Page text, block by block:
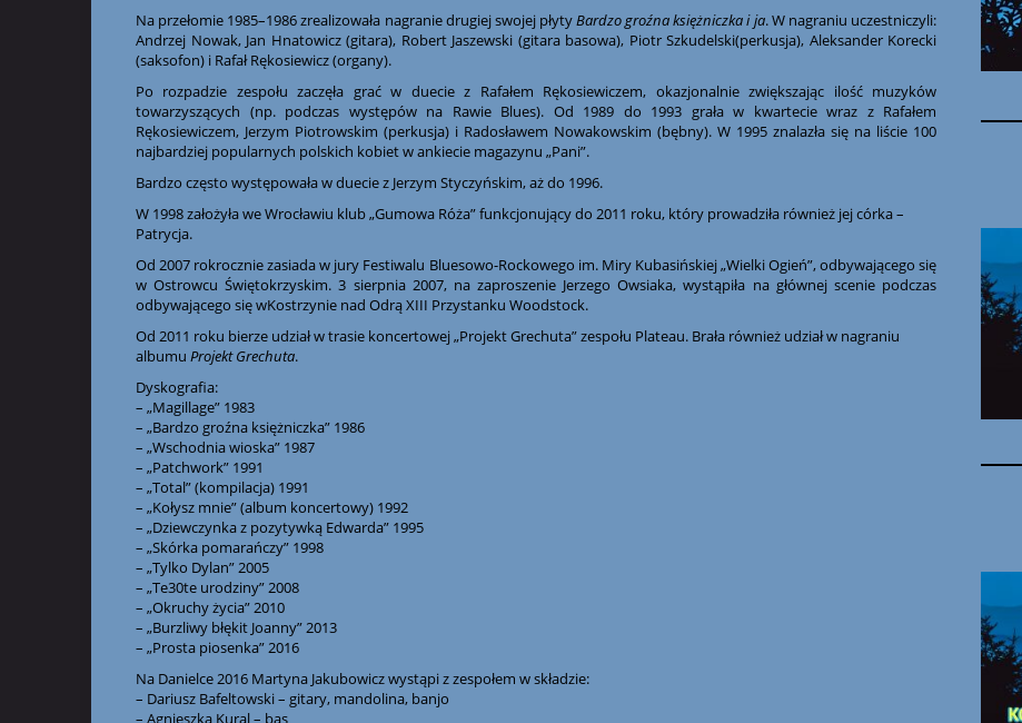
Na przełomie 1985–1986 zrealizowała nagranie drugiej swojej płytyBardzo groźna księżniczka i ja. W nagraniu uczestniczyli:
Andrzej Nowak, Jan Hnatowicz (gitara), Robert Jaszewski (gitara basowa), Piotr Szkudelski(perkusja), Aleksander Korecki
(saksofon) i Rafał Rękosiewicz (organy).
Po rozpadzie zespołu zaczęła grać w duecie z Rafałem Rękosiewiczem, okazjonalnie zwiększając ilość muzyków
towarzyszących (np. podczas występów na Rawie Blues). Od 1989 do 1993 grała w kwartecie wraz z Rafałem
Rękosiewiczem, Jerzym Piotrowskim (perkusja) i Radosławem Nowakowskim (bębny). W 1995 znalazła się na liście 100
najbardziej popularnych polskich kobiet w ankiecie magazynu „Pani”.
Bardzo często występowała w duecie z Jerzym Styczyńskim, aż do 1996.
W 1998 założyła we Wrocławiu klub „Gumowa Róża” funkcjonujący do 2011 roku, który prowadziła również jej córka –
Patrycja.
Od 2007 rokrocznie zasiada w jury Festiwalu Bluesowo-Rockowego im. Miry Kubasińskiej „Wielki Ogień”, odbywającego się
w Ostrowcu Świętokrzyskim. 3 sierpnia 2007, na zaproszenie Jerzego Owsiaka, wystąpiła na głównej scenie podczas
odbywającego się wKostrzynie nad Odrą XIII Przystanku Woodstock.
Od 2011 roku bierze udział w trasie koncertowej „Projekt Grechuta” zespołu Plateau. Brała również udział w nagraniu
albumu Projekt Grechuta.
Dyskografia:
– „Magillage” 1983
– „Bardzo groźna księżniczka” 1986
– „Wschodnia wioska” 1987
– „Patchwork” 1991
– „Total” (kompilacja) 1991
– „Kołysz mnie” (album koncertowy) 1992
– „Dziewczynka z pozytywką Edwarda” 1995
– „Skórka pomarańczy” 1998
– „Tylko Dylan” 2005
– „Te30te urodziny” 2008
– „Okruchy życia” 2010
– „Burzliwy błękit Joanny” 2013
– „Prosta piosenka” 2016
Na Danielce 2016 Martyna Jakubowicz wystąpi z zespołem w składzie:
– Dariusz Bafeltowski – gitary, mandolina, banjo
– Agnieszka Kural – bas